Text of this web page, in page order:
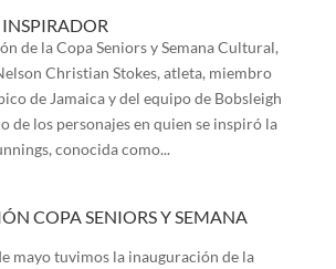
de la Copa Seniors y Semana Cultural,
Christian Stokes, atleta, miembro
de Jamaica y del equipo de Bobsleigh
de los personajes en quien se inspiró la
conocida como...
COPA SENIORS Y SEMANA
mayo tuvimos la inauguración de la